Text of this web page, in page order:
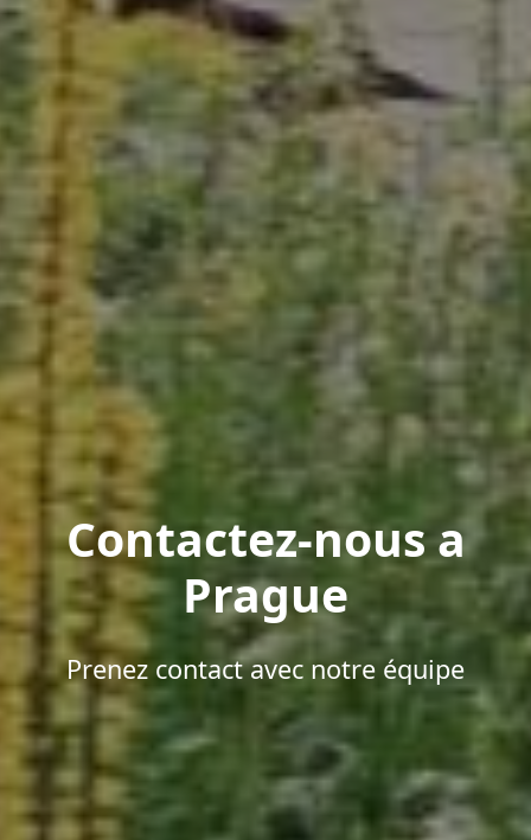
Contactez-nous a
Prague
Prenez contact avec notre équipe